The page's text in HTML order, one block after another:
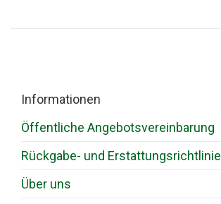
Informationen
Öffentliche Angebotsvereinbarung
Rückgabe- und Erstattungsrichtlinie
Über uns